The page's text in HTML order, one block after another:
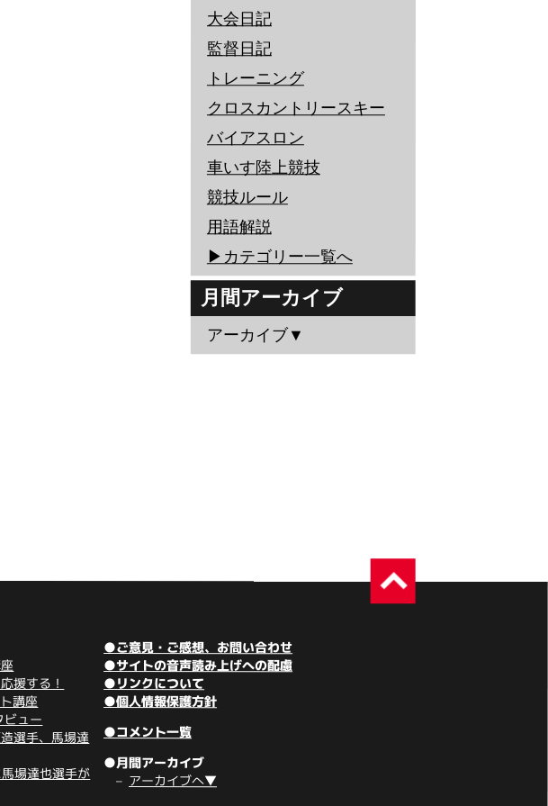
大会日記
監督日記
トレーニング
クロスカントリースキー
バイアスロン
車いす陸上競技
競技ルール
用語解説
▶︎カテゴリー一覧へ
月間アーカイブ
アーカイブ▼
援する！
講座
ビュー
選手、馬場達
場達也選手が
●ご意見・ご感想、お問い合わせ
●サイトの音声読み上げへの配慮
●リンクについて
●個人情報保護方針
●コメント一覧
●月間アーカイブ
アーカイブへ▼